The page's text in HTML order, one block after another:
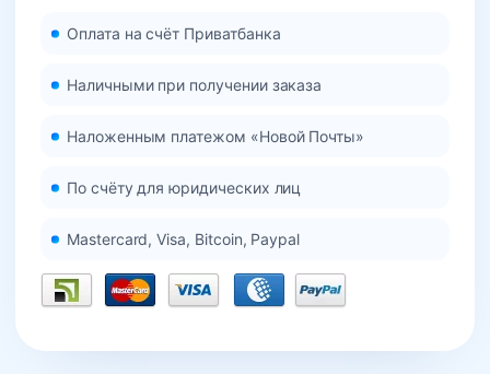
Оплата на счёт Приватбанка
Наличными при получении заказа
Наложенным платежом «Новой Почты»
По счёту для юридических лиц
Mastercard, Visa, Bitcoin, Paypal